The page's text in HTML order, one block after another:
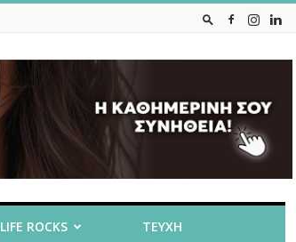
LIFE ROCKS ΤΕΥΧΗ